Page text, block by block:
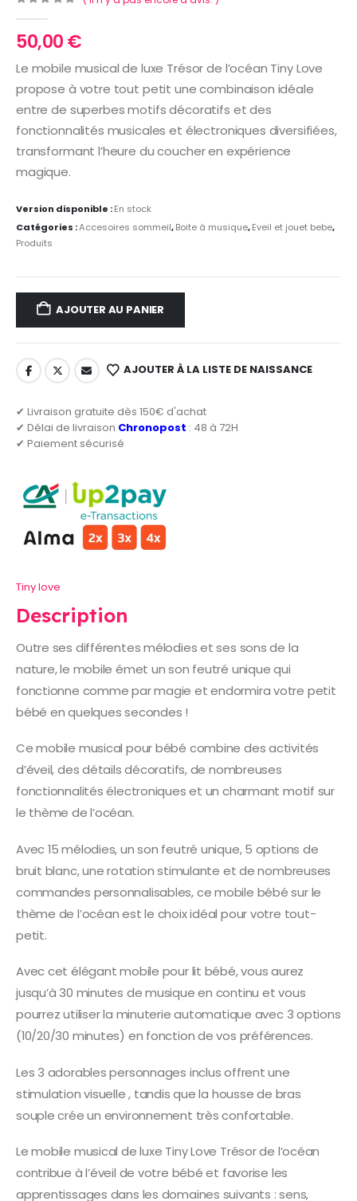
50,00€
Le mobile musical de luxe Trésor de l’océan Tiny Love
propose à votre tout petit une combinaison idéale
entre de superbes motifs décoratifs et des
fonctionnalités musicales et électroniques diversifiées,
transformant l’heure du coucher en expérience
magique.
Version disponible :En stock
Catégories :Accesoires sommeil,Boite à musique,Eveil et jouet bebe,
Produits
AJOUTER AU PANIER
AJOUTER À LA LISTE DE NAISSANCE
✔ Livraison gratuite dès 150€ d'achat
✔ Délai de livraison Chronopost : 48 à 72H
✔ Paiement sécurisé
Tiny love
Description
Outre ses différentes mélodies et ses sons de la
nature, le mobile émet un son feutré unique qui
fonctionne comme par magie et endormira votre petit
bébé en quelques secondes !
Ce mobile musical pour bébé combine des activités
d’éveil, des détails décoratifs, de nombreuses
fonctionnalités électroniques et un charmant motif sur
le thème de l’océan.
Avec 15 mélodies, un son feutré unique, 5 options de
bruit blanc, une rotation stimulante et de nombreuses
commandes personnalisables, ce mobile bébé sur le
thème de l’océan est le choix idéal pour votre tout-
petit.
Avec cet élégant mobile pour lit bébé, vous aurez
jusqu’à 30 minutes de musique en continu et vous
pourrez utiliser la minuterie automatique avec 3 options
(10/20/30 minutes) en fonction de vos préférences.
Les 3 adorables personnages inclus offrent une
stimulation visuelle , tandis que la housse de bras
souple crée un environnement très confortable.
Le mobile musical de luxe Tiny Love Trésor de l’océan
contribue à l’éveil de votre bébé et favorise les
apprentissages dans les domaines suivants : sens,